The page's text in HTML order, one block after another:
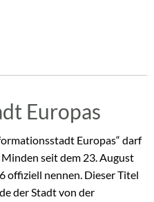
Europas
Europas“ darf
seit dem 23. August
offiziell nennen. Dieser Titel
der Stadt von der